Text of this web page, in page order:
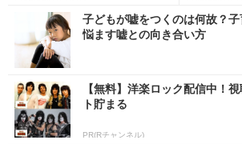
子どもが嘘をつくのは何故？
悩ます嘘との向き合い方
【無料】洋楽ロック配信中！
ト貯まる
PR(Rチャンネル)